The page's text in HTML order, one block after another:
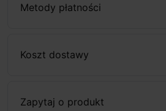
Metody płatności
Koszt dostawy
Zapytaj o produkt